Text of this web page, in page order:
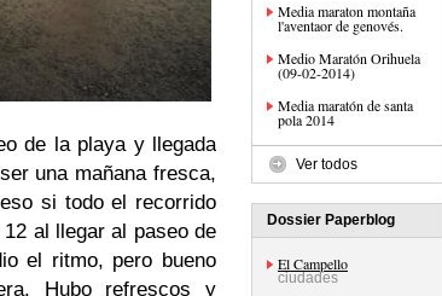
de la playa y llegada
una mañana fresca,
si todo el recorrido
al llegar al paseo de
el ritmo, pero bueno
Hubo refrescos y
Media maraton montaña
l'aventaor de genovés.
Medio Maratón Orihuela
(09-02-2014)
Media maratón de santa
pola 2014
Ver todos
Dossier Paperblog
El Campello
ciudades